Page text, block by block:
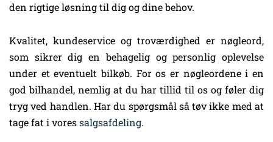
den rigtige løsning til dig og dine behov.
Kvalitet, kundeservice og troværdighed er nøgleord,
som sikrer dig en behagelig og personlig oplevelse
under et eventuelt bilkøb. For os er nøgleordene i en
god bilhandel, nemlig at du har tillid til os og føler dig
tryg ved handlen. Har du spørgsmål så tøv ikke med at
tage fat i voressalgsafdeling.